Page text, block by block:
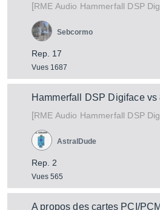
[RME Audio Hammerfall DSP
Rep. 17
Vues 1687
Sebcormo
Hammerfall DSP Digiface vs
[RME Audio Hammerfall DSP
Rep. 2
Vues 565
AstralDude
A propos des cartes PCI/